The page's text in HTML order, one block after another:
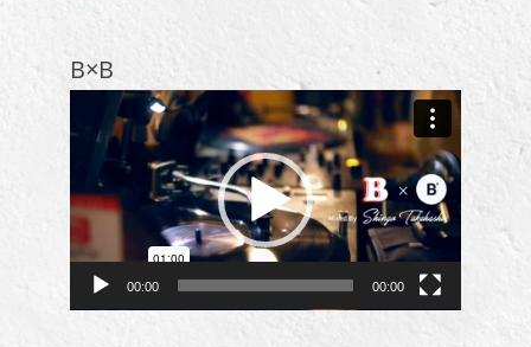
B×B
ー
ヤ
ー
00:00 00:00